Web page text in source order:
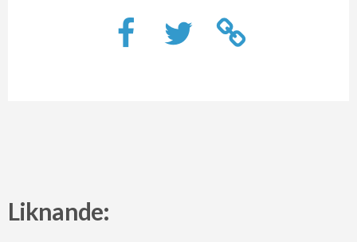
Liknande: